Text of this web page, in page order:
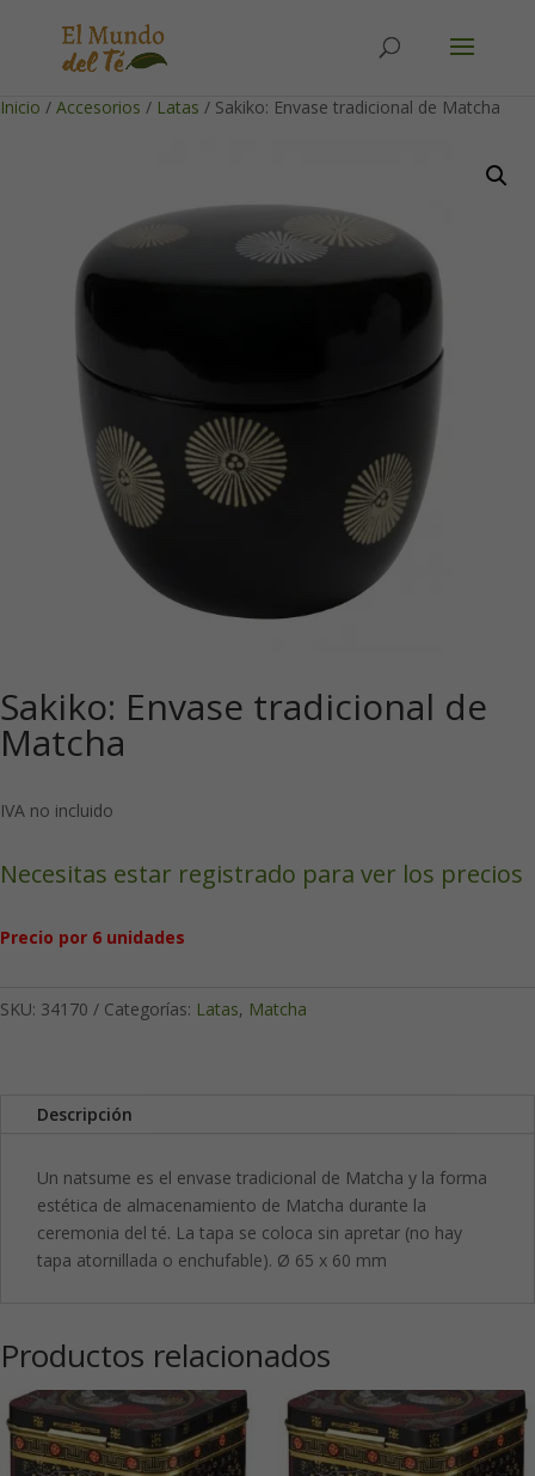
Inicio / Accesorios / Latas / Sakiko: Envase tradicional de Matcha
Sakiko: Envase tradicional de
Matcha
IVA no incluido
Necesitas estar registrado para ver los precios
Precio por 6 unidades
SKU: 34170 Categorías: Latas, Matcha
Descripción
Un natsume es el envase tradicional de Matcha y la forma
estética de almacenamiento de Matcha durante la
ceremonia del té. La tapa se coloca sin apretar (no hay
tapa atornillada o enchufable). Ø 65 x 60 mm
Productos relacionados